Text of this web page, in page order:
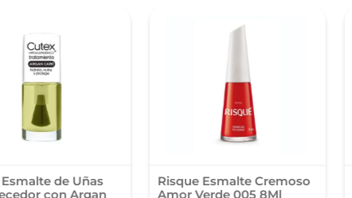
de Uñas
con Argan
Risque Esmalte Cremoso
Amor Verde 005 8Ml